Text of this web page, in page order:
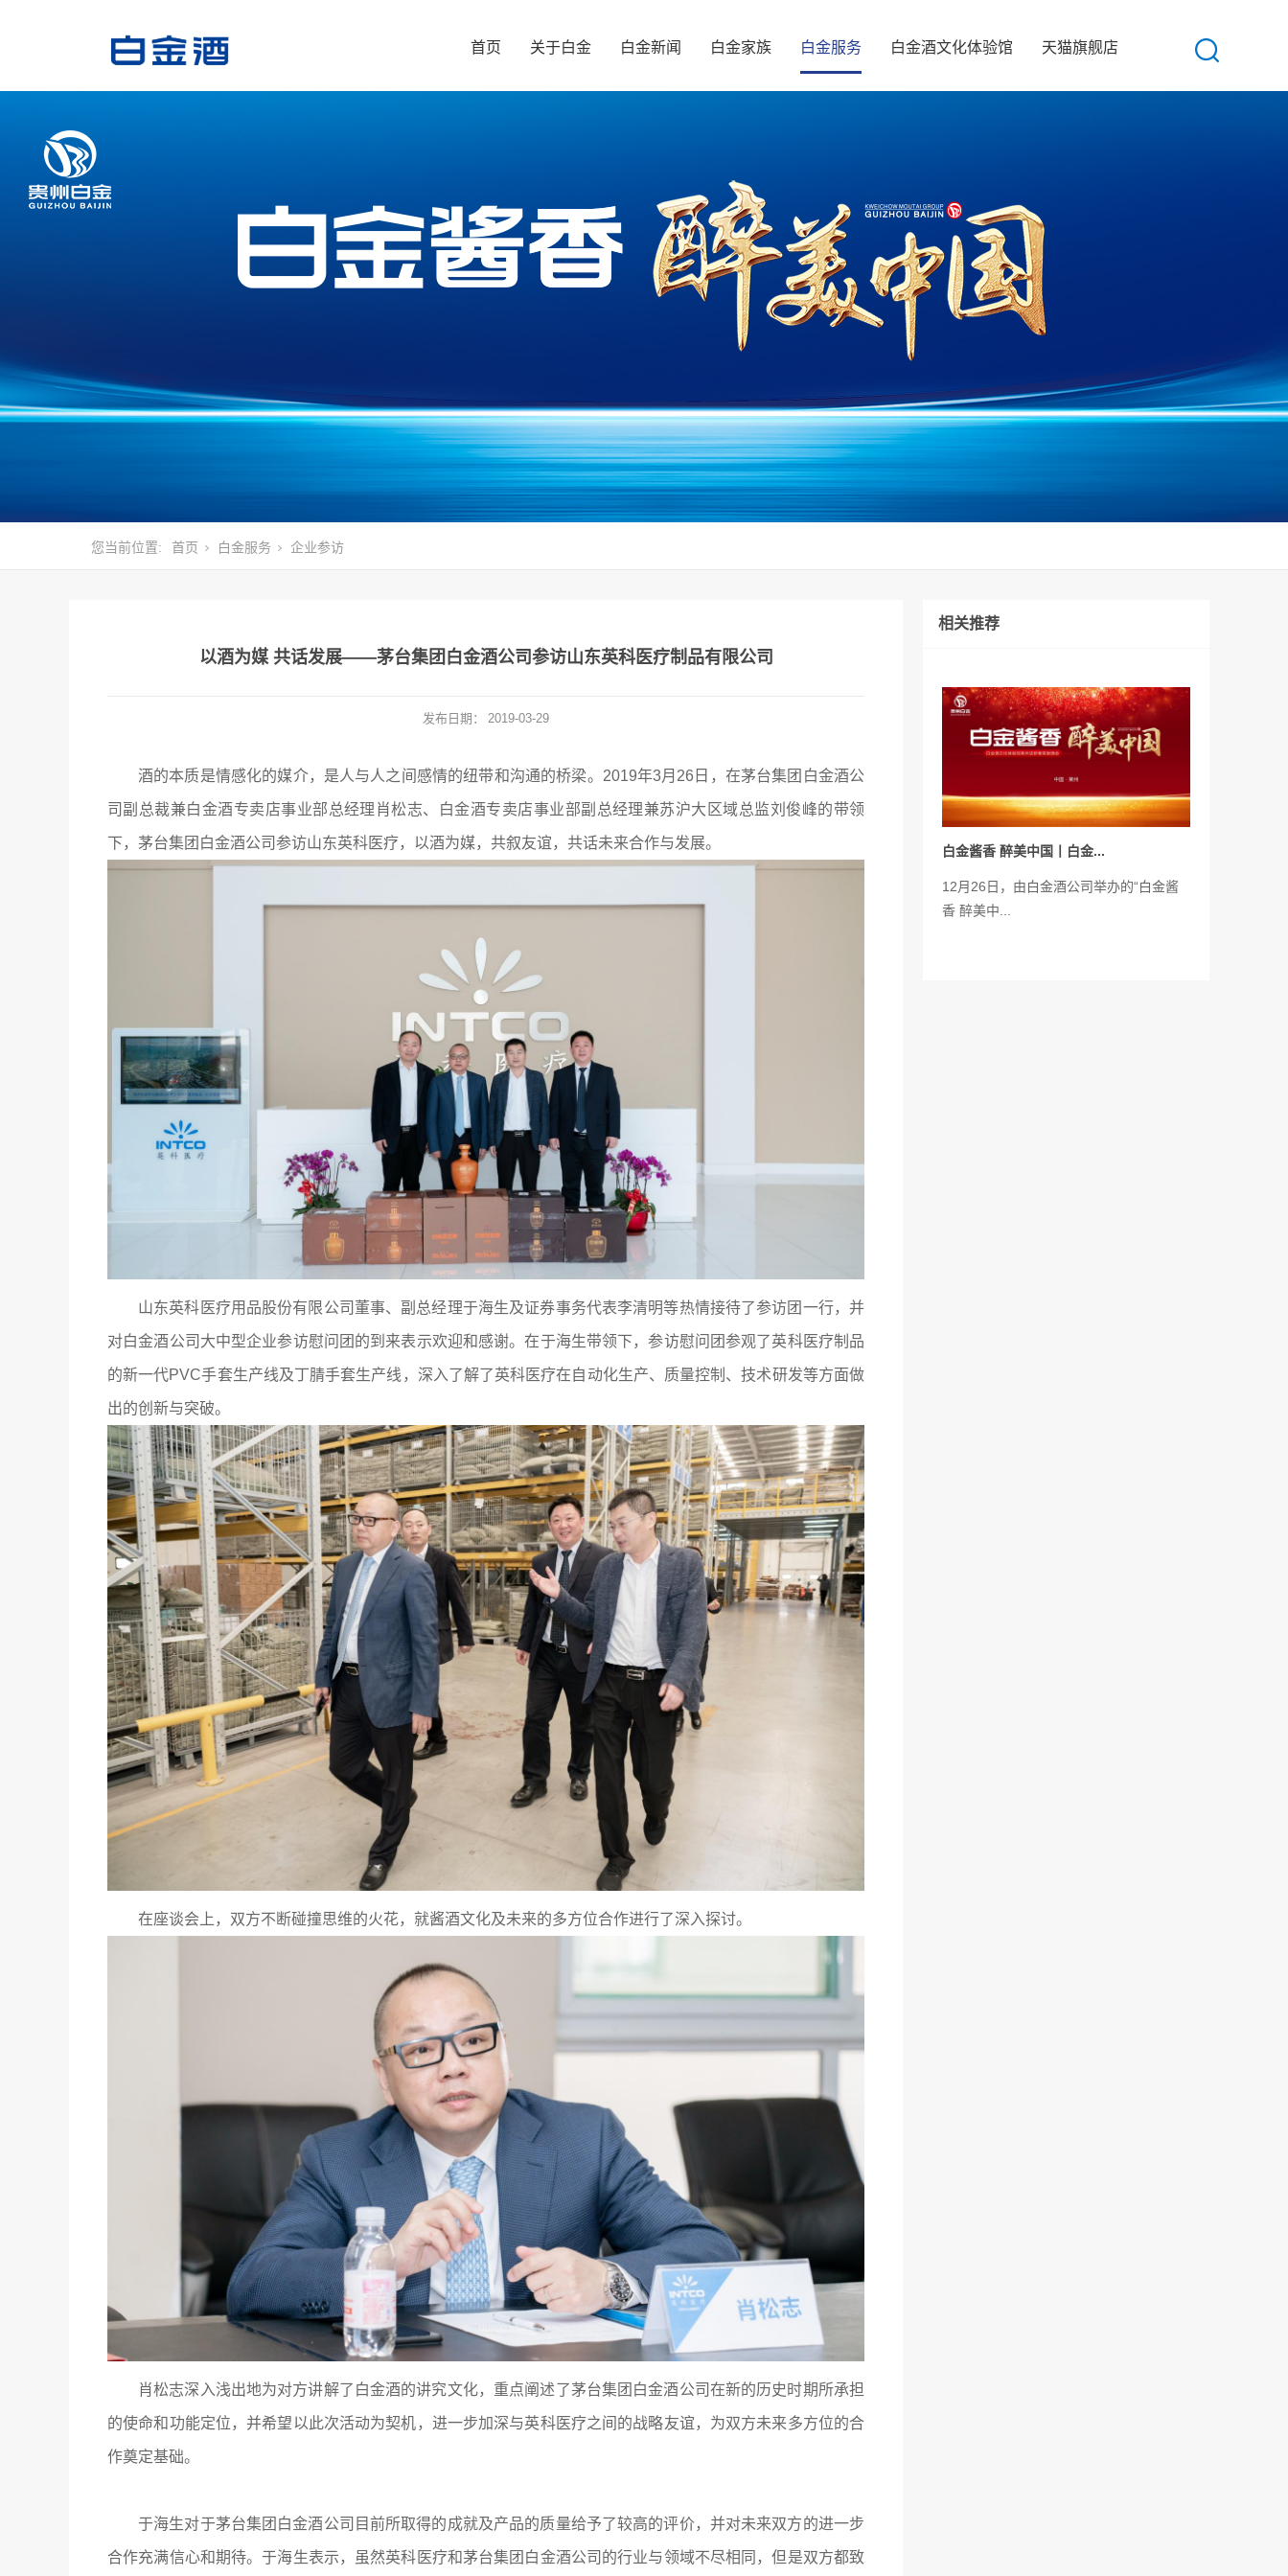
首页 关于白金 白金新闻 白金家族 白金服务 白金酒文化体验馆 天猫旗舰店
您当前位置: 首页 白金服务 企业参访
以酒为媒 共话发展——茅台集团白金酒公司参访山东英科医疗制品有限公司
发布日期： 2019-03-29
酒的本质是情感化的媒介，是人与人之间感情的纽带和沟通的桥梁。2019年3月26日，在茅台集团白金酒公
司副总裁兼白金酒专卖店事业部总经理肖松志、白金酒专卖店事业部副总经理兼苏沪大区域总监刘俊峰的带领
下，茅台集团白金酒公司参访山东英科医疗，以酒为媒，共叙友谊，共话未来合作与发展。
山东英科医疗用品股份有限公司董事、副总经理于海生及证券事务代表李清明等热情接待了参访团一行，并
对白金酒公司大中型企业参访慰问团的到来表示欢迎和感谢。在于海生带领下，参访慰问团参观了英科医疗制品
的新一代PVC手套生产线及丁腈手套生产线，深入了解了英科医疗在自动化生产、质量控制、技术研发等方面做
出的创新与突破。
在座谈会上，双方不断碰撞思维的火花，就酱酒文化及未来的多方位合作进行了深入探讨。
肖松志深入浅出地为对方讲解了白金酒的讲究文化，重点阐述了茅台集团白金酒公司在新的历史时期所承担
的使命和功能定位，并希望以此次活动为契机，进一步加深与英科医疗之间的战略友谊，为双方未来多方位的合
作奠定基础。
于海生对于茅台集团白金酒公司目前所取得的成就及产品的质量给予了较高的评价，并对未来双方的进一步
合作充满信心和期待。于海生表示，虽然英科医疗和茅台集团白金酒公司的行业与领域不尽相同，但是双方都致
相关推荐
白金酱香 醉美中国丨白金...
12月26日，由白金酒公司举办的“白金酱
香 醉美中...